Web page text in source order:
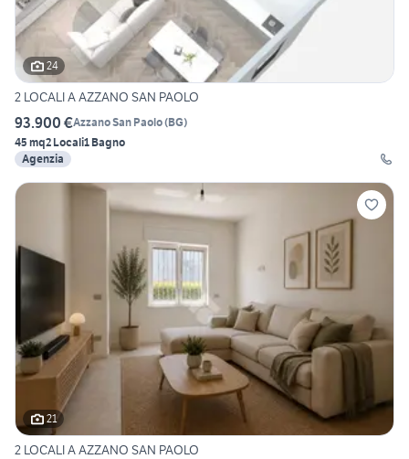
24
2 LOCALI A AZZANO SAN PAOLO
93.900 €Azzano San Paolo(BG)
45 mq2 Locali1 Bagno
Agenzia
21
2 LOCALI A AZZANO SAN PAOLO